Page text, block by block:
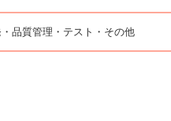
品質管理・テスト・その他